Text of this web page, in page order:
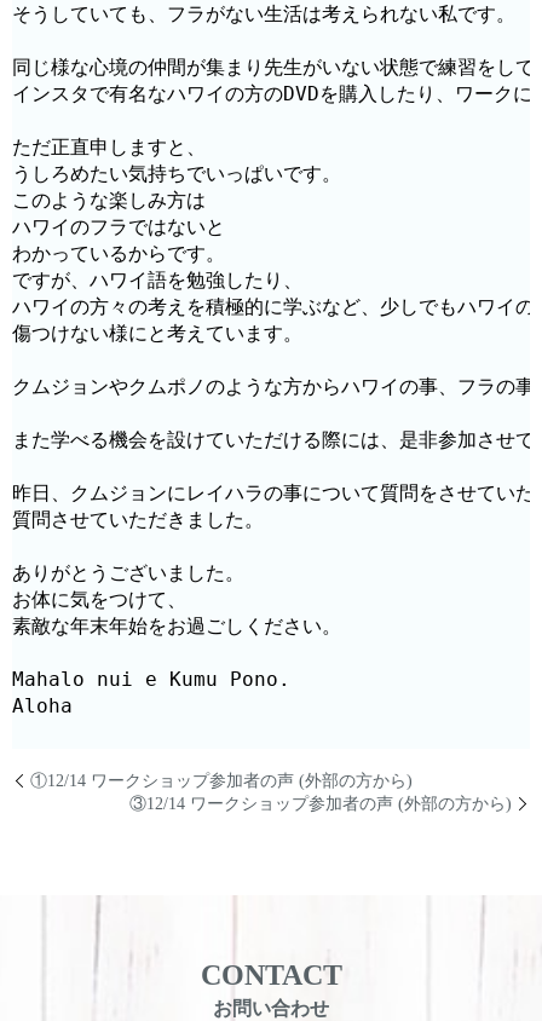
そうしていても、フラがない生活は考えられない私です。
同じ様な心境の仲間が集まり先生がいない状態で練習をして
インスタで有名なハワイの方のDVDを購入したり、ワーク
ただ正直申しますと、
うしろめたい気持ちでいっぱいです。
このような楽しみ方は
ハワイのフラではないと
わかっているからです。
ですが、ハワイ語を勉強したり、
ハワイの方々の考えを積極的に学ぶなど、少しでもハワイの
傷つけない様にと考えています。
クムジョンやクムポノのような方からハワイの事、フラの
また学べる機会を設けていただける際には、是非参加させ
昨日、クムジョンにレイハラの事について質問をさせてい
質問させていただきました。
ありがとうございました。
お体に気をつけて、
素敵な年末年始をお過ごしください。
Mahalo nui e Kumu Pono.
①12/14 ワークショップ参加者の声 (外部の方から)
③12/14 ワークショップ参加者の声 (外部の方から)
CONTACT
お問い合わせ